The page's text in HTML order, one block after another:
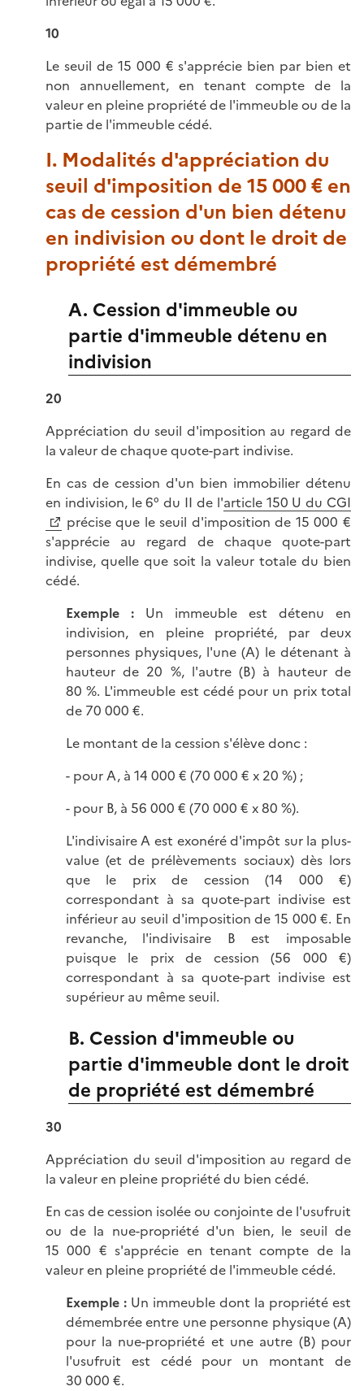
10
Le seuil de 15 000 € s'apprécie bien par bien et
non annuellement, en tenant compte de la
valeur en pleine propriété de l'immeuble ou de la
partie de l'immeuble cédé.
I. Modalités d'appréciation du
seuil d'imposition de 15 000 € en
cas de cession d'un bien détenu
en indivision ou dont le droit de
propriété est démembré
A. Cession d'immeuble ou
partie d'immeuble détenu en
indivision
20
Appréciation du seuil d'imposition au regard de
la valeur de chaque quote-part indivise.
En cas de cession d'un bien immobilier détenu
en indivision, le 6° du II de l'article 150 U du CGI
précise que le seuil d'imposition de 15 000 €
s'apprécie au regard de chaque quote-part
indivise, quelle que soit la valeur totale du bien
cédé.
Exemple :Un immeuble est détenu en
indivision, en pleine propriété, par deux
personnes physiques, l'une (A) le détenant à
hauteur de 20 %, l'autre (B) à hauteur de
80 %. L'immeuble est cédé pour un prix total
de 70 000 €.
Le montant de la cession s'élève donc :
- pour A, à 14 000 € (70 000 € x 20 %) ;
- pour B, à 56 000 € (70 000 € x 80 %).
L'indivisaire A est exonéré d'impôt sur la plus-
value (et de prélèvements sociaux) dès lors
que le prix de cession (14 000 €)
correspondant à sa quote-part indivise est
inférieur au seuil d'imposition de 15 000 €. En
revanche, l'indivisaire B est imposable
puisque le prix de cession (56 000 €)
correspondant à sa quote-part indivise est
supérieur au même seuil.
B. Cession d'immeuble ou
partie d'immeuble dont le droit
de propriété est démembré
30
Appréciation du seuil d'imposition au regard de
la valeur en pleine propriété du bien cédé.
En cas de cession isolée ou conjointe de l'usufruit
ou de la nue-propriété d'un bien, le seuil de
15 000 € s'apprécie en tenant compte de la
valeur en pleine propriété de l'immeuble cédé.
Exemple :Un immeuble dont la propriété est
démembrée entre une personne physique (A)
pour la nue-propriété et une autre (B) pour
l'usufruit est cédé pour un montant de
30 000 €.